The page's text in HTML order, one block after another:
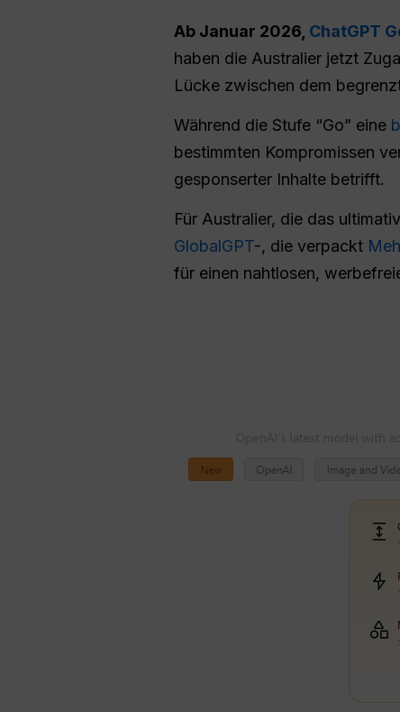
Ab Januar 2026, ChatGPT
haben die Australier jetzt
Lücke zwischen dem
Während die Stufe “Go” eine
bestimmten Kompromissen
gesponserter Inhalte betrifft.
Für Australier, die das
GlobalGPT-, die verpackt
für einen nahtlosen,